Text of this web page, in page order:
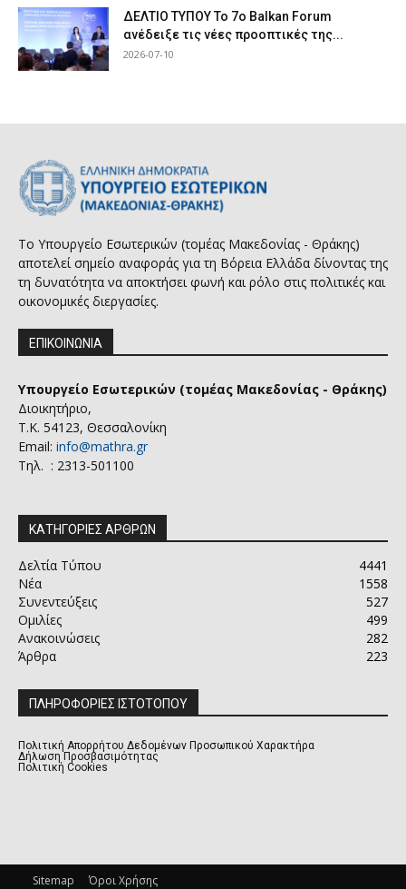
ΔΕΛΤΙΟ ΤΥΠΟΥ Το 7ο Balkan Forum
ανέδειξε τις νέες προοπτικές της...
2026-07-10
Το Υπουργείο Εσωτερικών (τομέας Μακεδονίας - Θράκης)
αποτελεί σημείο αναφοράς για τη Βόρεια Ελλάδα δίνοντας της
τη δυνατότητα να αποκτήσει φωνή και ρόλο στις πολιτικές και
οικονομικές διεργασίες.
ΕΠΙΚΟΙΝΩΝΙΑ
Υπουργείο Εσωτερικών (τομέας Μακεδονίας - Θράκης)
Διοικητήριο,
Τ.Κ. 54123, Θεσσαλονίκη
Email: info@mathra.gr
Τηλ. : 2313-501100
ΚΑΤΗΓΟΡΙΕΣ ΑΡΘΡΩΝ
Δελτία Τύπου
4441
Νέα
1558
Συνεντεύξεις
527
Ομιλίες
499
Ανακοινώσεις
282
Άρθρα
223
ΠΛΗΡΟΦΟΡΙΕΣ ΙΣΤΟΤΟΠΟΥ
Πολιτική Απορρήτου Δεδομένων Προσωπικού Χαρακτήρα
Δήλωση Προσβασιμότητας
Πολιτική Cookies
Sitemap Όροι Χρήσης